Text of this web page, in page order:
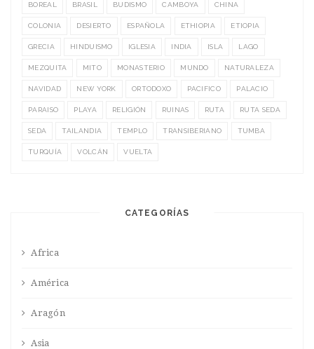
BOREAL BRASIL BUDISMO CAMBOYA CHINA
COLONIA DESIERTO ESPAÑOLA ETHIOPIA ETIOPIA
GRECIA HINDUISMO IGLESIA INDIA ISLA LAGO
MEZQUITA MITO MONASTERIO MUNDO NATURALEZA
NAVIDAD NEW YORK ORTODOXO PACIFICO PALACIO
PARAISO PLAYA RELIGIÓN RUINAS RUTA RUTA SEDA
SEDA TAILANDIA TEMPLO TRANSIBERIANO TUMBA
TURQUÍA VOLCÁN VUELTA
CATEGORÍAS
Africa
América
Aragón
Asia